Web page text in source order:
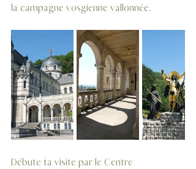
la campagne vosgienne vallonnée.
Débute ta visite par le Centre